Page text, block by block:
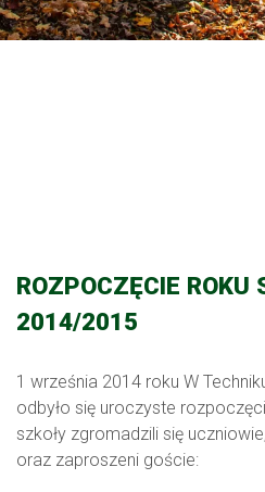
ROZPOCZĘCIE ROKU
2014/2015
1 września 2014 roku W
odbyło się uroczyste
szkoły zgromadzili się
oraz zaproszeni goście: